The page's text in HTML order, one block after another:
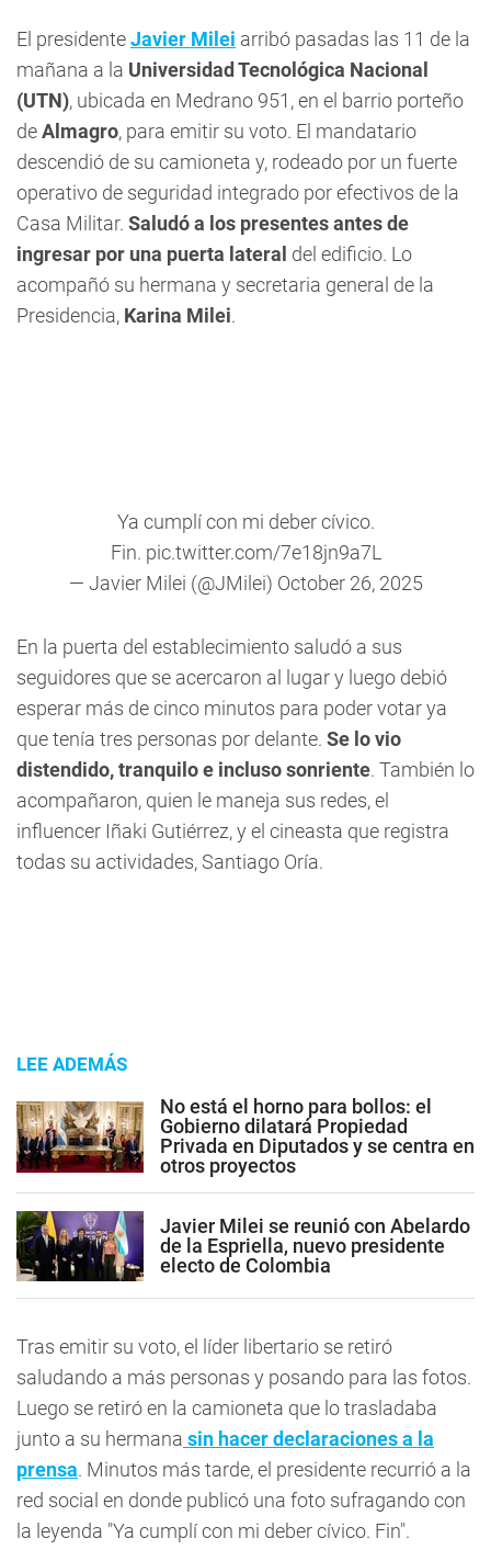
El presidenteJavier Milei arribó pasadas las 11 de la
mañana a la Universidad Tecnológica Nacional
(UTN), ubicada en Medrano 951, en el barrio porteño
deAlmagro, para emitir su voto. El mandatario
descendió de su camioneta y, rodeado por un fuerte
operativo de seguridad integrado por efectivos de la
Casa Militar. Saludó a los presentes antes de
ingresar por una puerta lateral del edificio. Lo
acompañó su hermana y secretaria general de la
Presidencia, Karina Milei.
Ya cumplí con mi deber cívico.
Fin. pic.twitter.com/7e18jn9a7L
— Javier Milei (@JMilei) October 26, 2025
En la puerta del establecimiento saludó a sus
seguidores que se acercaron al lugar y luego debió
esperar más de cinco minutos para poder votar ya
que tenía tres personas por delante. Se lo vio
distendido, tranquilo e incluso sonriente. También lo
acompañaron, quien le maneja sus redes, el
influencer Iñaki Gutiérrez, y el cineasta que registra
todas su actividades, Santiago Oría.
LEE ADEMÁS
No está el horno para bollos: el
Gobierno dilatará Propiedad
Privada en Diputados y se centra en
otros proyectos
Javier Milei se reunió con Abelardo
de la Espriella, nuevo presidente
electo de Colombia
Tras emitir su voto, el líder libertario se retiró
saludando a más personas y posando para las fotos.
Luego se retiró en la camioneta que lo trasladaba
junto a su hermana sin hacer declaraciones a la
prensa. Minutos más tarde, el presidente recurrió a la
red social en donde publicó una foto sufragando con
la leyenda "Ya cumplí con mi deber cívico. Fin".